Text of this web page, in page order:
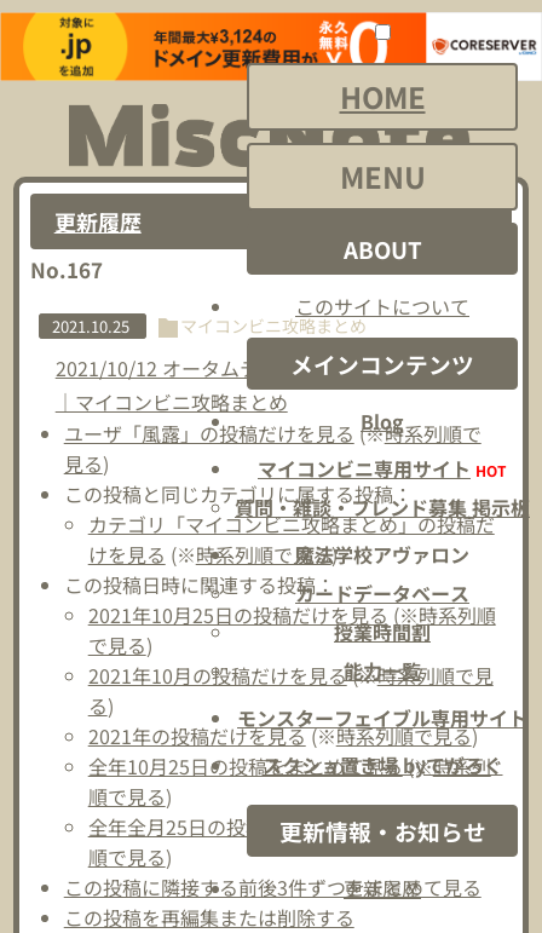
HOME
MENU
ABOUT
このサイトについて
メインコンテンツ
Blog
マイコンビニ専用サイト HOT
質問・雑談・フレンド募集 掲示板
魔法学校アヴァロン
カードデータベース
授業時間割
能力一覧
モンスターフェイブル専用サイト
スクショ置き場 byてがろぐ
更新情報・お知らせ
更新履歴
更新履歴
No.167
2021.10.25 マイコンビニ攻略まとめ
2021/10/12 オータムテーマセールアップデート
｜マイコンビニ攻略まとめ
ユーザ「風露」の投稿だけを見る (※時系列順で
見る)
この投稿と同じカテゴリに属する投稿：
カテゴリ「マイコンビニ攻略まとめ」の投稿だ
けを見る (※時系列順で見る)
この投稿日時に関連する投稿：
2021年10月25日の投稿だけを見る (※時系列順
で見る)
2021年10月の投稿だけを見る(※時系列順で見
る)
2021年の投稿だけを見る(※時系列順で見る)
全年10月25日の投稿をまとめて見る (※時系列
順で見る)
全年全月25日の投稿をまとめて見る(※時系列
順で見る)
この投稿に隣接する前後3件ずつをまとめて見る
この投稿を再編集または削除する